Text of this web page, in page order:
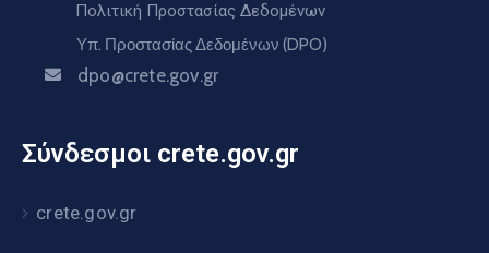
Πολιτική Προστασίας Δεδομένων
Υπ. Προστασίας Δεδομένων (DPO)
dpo@crete.gov.gr
Σύνδεσμοι crete.gov.gr
crete.gov.gr